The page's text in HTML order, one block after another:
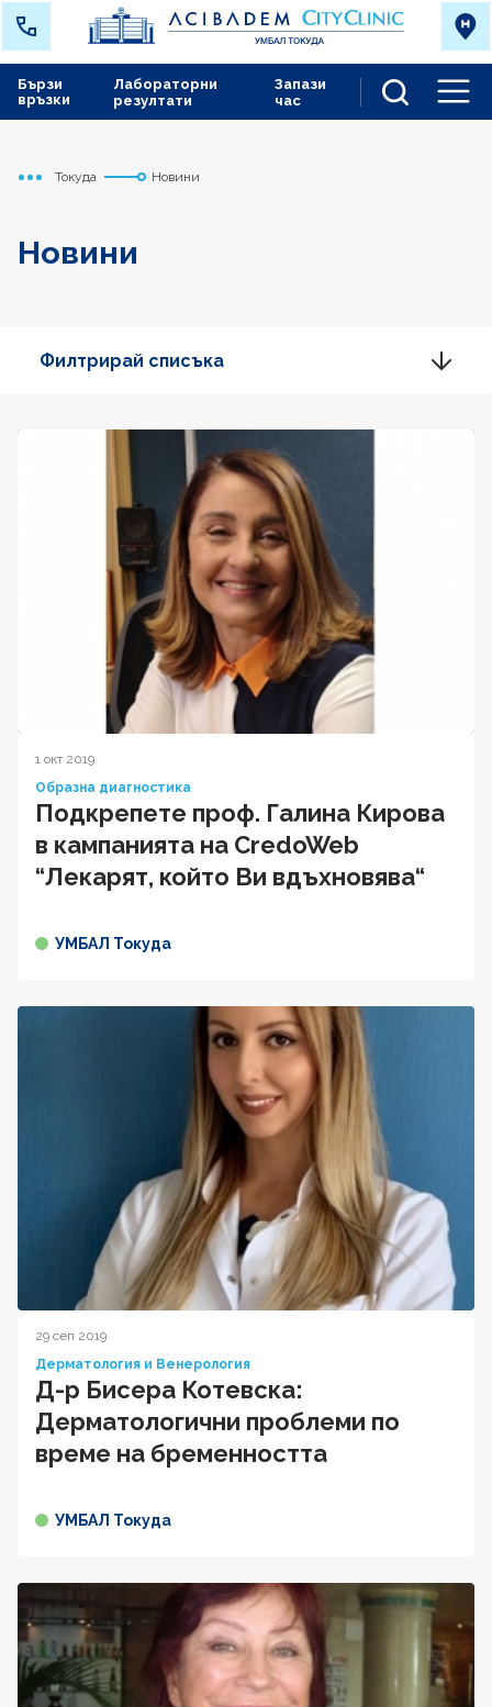
Лабораторни
резултати
Запази
час
Бързи
връзки
Начало
Токуда Новини
Новини
Филтрирай списъка
1 окт 2019
Образна диагностика
Подкрепете проф. Галина Кирова
в кампанията на CredoWeb
“Лекарят, който Ви вдъхновява“
УМБАЛ Токуда
29 сеп 2019
Дерматология и Венерология
Д-р Бисера Котевска:
Дерматологични проблеми по
време на бременността
УМБАЛ Токуда